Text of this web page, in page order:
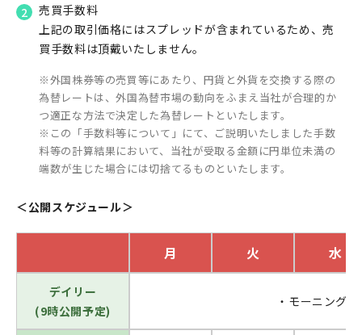
売買手数料
上記の取引価格にはスプレッドが含まれているため、売
買手数料は頂戴いたしません。
外国株券等の売買等にあたり、円貨と外貨を交換する際の
為替レートは、外国為替市場の動向をふまえ当社が合理的か
つ適正な方法で決定した為替レートといたします。
この「手数料等について」にて、ご説明いたしました手数
料等の計算結果において、当社が受取る金額に円単位未満の
端数が生じた場合には切捨てるものといたします。
＜公開スケジュール＞
月 火 水
デイリー
(9時公開予定)
・モーニング